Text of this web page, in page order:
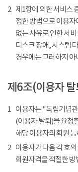
2 제1항에 의한 서비스
정한 방법으로 이용
없는 사유로 인한 서
디스크 장애, 시스템
경우에는 그러하지 아
제6조(이용자
1 이용자는 "독립기념
(이용자 탈퇴)을 요청
해당 이용자의 회원
2 이용자가 다음 각 호
회원자격을 적절한 방